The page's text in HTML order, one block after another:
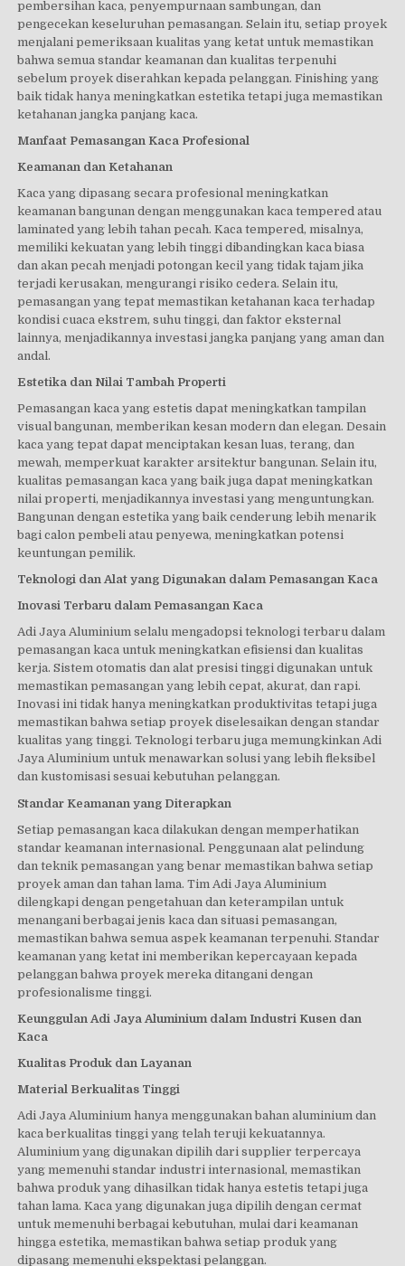
pembersihan kaca, penyempurnaan sambungan, dan
pengecekan keseluruhan pemasangan. Selain itu, setiap proyek
menjalani pemeriksaan kualitas yang ketat untuk memastikan
bahwa semua standar keamanan dan kualitas terpenuhi
sebelum proyek diserahkan kepada pelanggan. Finishing yang
baik tidak hanya meningkatkan estetika tetapi juga memastikan
ketahanan jangka panjang kaca.
Manfaat Pemasangan Kaca Profesional
Keamanan dan Ketahanan
Kaca yang dipasang secara profesional meningkatkan
keamanan bangunan dengan menggunakan kaca tempered atau
laminated yang lebih tahan pecah. Kaca tempered, misalnya,
memiliki kekuatan yang lebih tinggi dibandingkan kaca biasa
dan akan pecah menjadi potongan kecil yang tidak tajam jika
terjadi kerusakan, mengurangi risiko cedera. Selain itu,
pemasangan yang tepat memastikan ketahanan kaca terhadap
kondisi cuaca ekstrem, suhu tinggi, dan faktor eksternal
lainnya, menjadikannya investasi jangka panjang yang aman dan
andal.
Estetika dan Nilai Tambah Properti
Pemasangan kaca yang estetis dapat meningkatkan tampilan
visual bangunan, memberikan kesan modern dan elegan. Desain
kaca yang tepat dapat menciptakan kesan luas, terang, dan
mewah, memperkuat karakter arsitektur bangunan. Selain itu,
kualitas pemasangan kaca yang baik juga dapat meningkatkan
nilai properti, menjadikannya investasi yang menguntungkan.
Bangunan dengan estetika yang baik cenderung lebih menarik
bagi calon pembeli atau penyewa, meningkatkan potensi
keuntungan pemilik.
Teknologi dan Alat yang Digunakan dalam Pemasangan Kaca
Inovasi Terbaru dalam Pemasangan Kaca
Adi Jaya Aluminium selalu mengadopsi teknologi terbaru dalam
pemasangan kaca untuk meningkatkan efisiensi dan kualitas
kerja. Sistem otomatis dan alat presisi tinggi digunakan untuk
memastikan pemasangan yang lebih cepat, akurat, dan rapi.
Inovasi ini tidak hanya meningkatkan produktivitas tetapi juga
memastikan bahwa setiap proyek diselesaikan dengan standar
kualitas yang tinggi. Teknologi terbaru juga memungkinkan Adi
Jaya Aluminium untuk menawarkan solusi yang lebih fleksibel
dan kustomisasi sesuai kebutuhan pelanggan.
Standar Keamanan yang Diterapkan
Setiap pemasangan kaca dilakukan dengan memperhatikan
standar keamanan internasional. Penggunaan alat pelindung
dan teknik pemasangan yang benar memastikan bahwa setiap
proyek aman dan tahan lama. Tim Adi Jaya Aluminium
dilengkapi dengan pengetahuan dan keterampilan untuk
menangani berbagai jenis kaca dan situasi pemasangan,
memastikan bahwa semua aspek keamanan terpenuhi. Standar
keamanan yang ketat ini memberikan kepercayaan kepada
pelanggan bahwa proyek mereka ditangani dengan
profesionalisme tinggi.
Keunggulan Adi Jaya Aluminium dalam Industri Kusen dan
Kaca
Kualitas Produk dan Layanan
Material Berkualitas Tinggi
Adi Jaya Aluminium hanya menggunakan bahan aluminium dan
kaca berkualitas tinggi yang telah teruji kekuatannya.
Aluminium yang digunakan dipilih dari supplier terpercaya
yang memenuhi standar industri internasional, memastikan
bahwa produk yang dihasilkan tidak hanya estetis tetapi juga
tahan lama. Kaca yang digunakan juga dipilih dengan cermat
untuk memenuhi berbagai kebutuhan, mulai dari keamanan
hingga estetika, memastikan bahwa setiap produk yang
dipasang memenuhi ekspektasi pelanggan.